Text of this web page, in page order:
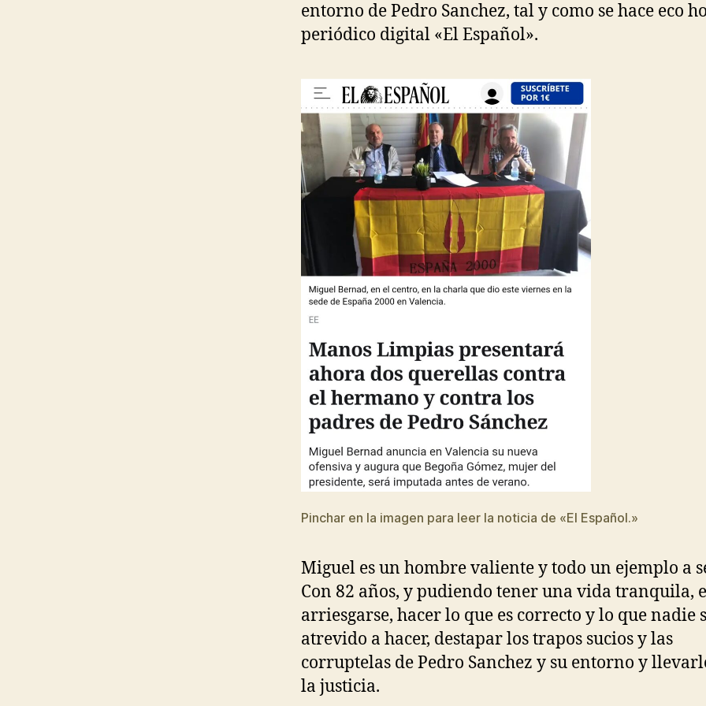
entorno de Pedro Sanchez, tal y como se hace eco
periódico digital «El Español».
Pinchar en la imagen para leer la noticia de «El Español.»
Miguel es un hombre valiente y todo un ejemplo a
Con 82 años, y pudiendo tener una vida tranquila,
arriesgarse, hacer lo que es correcto y lo que nadie
atrevido a hacer, destapar los trapos sucios y las
corruptelas de Pedro Sanchez y su entorno y
la justicia.